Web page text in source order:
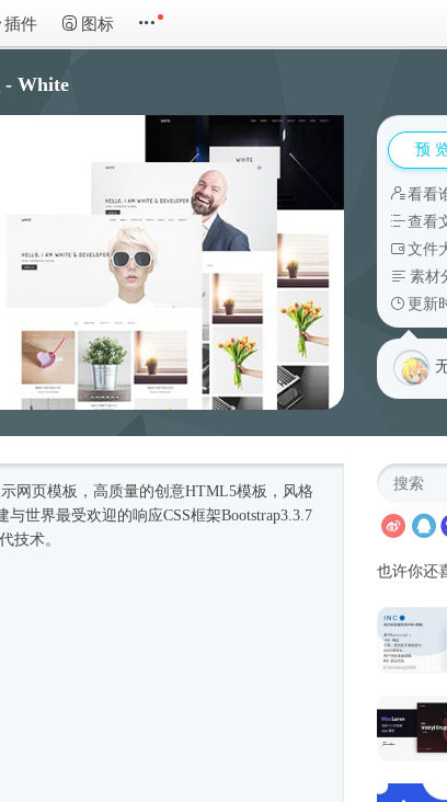
插件 图标
- White
预
看看
查看
文件
素材
更新
网页模板 ，高质量的创意HTML5模板 ，风格
世界最受欢迎的响应CSS框架Bootstrap3.3.7
技术。
也许你还